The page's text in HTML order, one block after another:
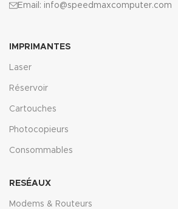
Email: info@speedmaxcomputer.com
IMPRIMANTES
Laser
Réservoir
Cartouches
Photocopieurs
Consommables
RESÉAUX
Modems & Routeurs